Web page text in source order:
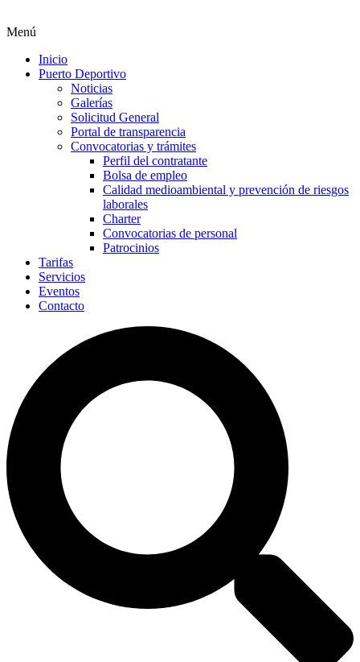
Menú
Inicio
Puerto Deportivo
Noticias
Galerías
Solicitud General
Portal de transparencia
Convocatorias y trámites
Perfil del contratante
Bolsa de empleo
Calidad medioambiental y prevención de riesgos
laborales
Charter
Convocatorias de personal
Patrocinios
Tarifas
Servicios
Eventos
Contacto